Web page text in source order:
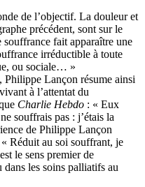
de l’objectif. La douleur et
précédent, sont sur le
fait apparaître une
irréductible à toute
ou sociale… »
, Philippe Lançon résume ainsi
à l’attentat du
Charlie Hebdo : « Eux
souffrais pas : j’étais la
de Philippe Lançon
Réduit au soi souffrant, je
le sens premier de
les soins palliatifs au